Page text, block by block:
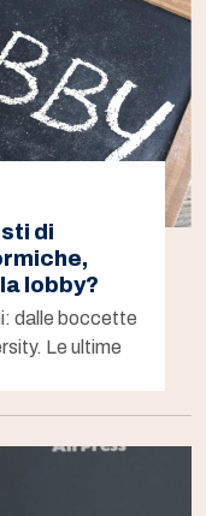
di
lobby?
dalle boccette
Le ultime